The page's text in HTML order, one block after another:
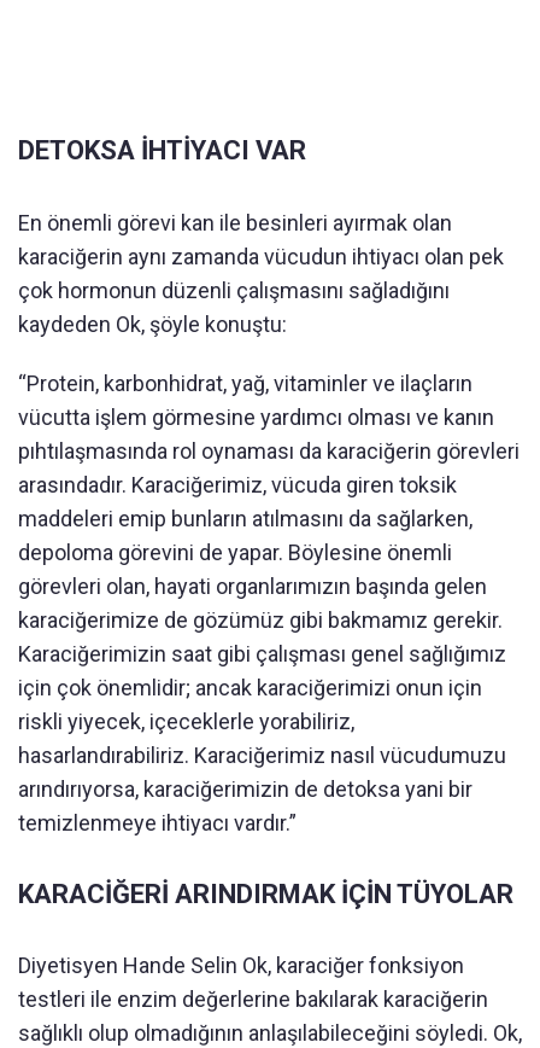
DETOKSA İHTİYACI VAR
En önemli görevi kan ile besinleri ayırmak olan
karaciğerin aynı zamanda vücudun ihtiyacı olan pek
çok hormonun düzenli çalışmasını sağladığını
kaydeden Ok, şöyle konuştu:
“Protein, karbonhidrat, yağ, vitaminler ve ilaçların
vücutta işlem görmesine yardımcı olması ve kanın
pıhtılaşmasında rol oynaması da karaciğerin görevleri
arasındadır. Karaciğerimiz, vücuda giren toksik
maddeleri emip bunların atılmasını da sağlarken,
depoloma görevini de yapar. Böylesine önemli
görevleri olan, hayati organlarımızın başında gelen
karaciğerimize de gözümüz gibi bakmamız gerekir.
Karaciğerimizin saat gibi çalışması genel sağlığımız
için çok önemlidir; ancak karaciğerimizi onun için
riskli yiyecek, içeceklerle yorabiliriz,
hasarlandırabiliriz. Karaciğerimiz nasıl vücudumuzu
arındırıyorsa, karaciğerimizin de detoksa yani bir
temizlenmeye ihtiyacı vardır.”
KARACİĞERİ ARINDIRMAK İÇİN TÜYOLAR
Diyetisyen Hande Selin Ok, karaciğer fonksiyon
testleri ile enzim değerlerine bakılarak karaciğerin
sağlıklı olup olmadığının anlaşılabileceğini söyledi. Ok,